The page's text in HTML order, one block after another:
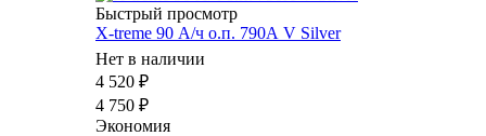
Быстрый просмотр
X-treme 90 А/ч о.п. 790А V Silver
Нет в наличии
4 520 ₽
4 750 ₽
Экономия